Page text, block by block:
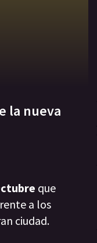
la nueva
que
a los
ciudad.